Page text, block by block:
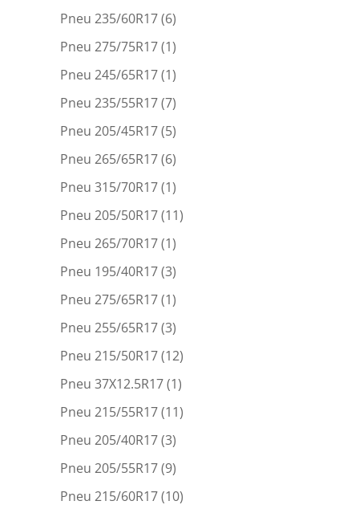
Pneu 235/60R17(6)
Pneu 275/75R17(1)
Pneu 245/65R17(1)
Pneu 235/55R17(7)
Pneu 205/45R17(5)
Pneu 265/65R17(6)
Pneu 315/70R17(1)
Pneu 205/50R17(11)
Pneu 265/70R17(1)
Pneu 195/40R17(3)
Pneu 275/65R17(1)
Pneu 255/65R17(3)
Pneu 215/50R17(12)
Pneu 37X12.5R17(1)
Pneu 215/55R17(11)
Pneu 205/40R17(3)
Pneu 205/55R17(9)
Pneu 215/60R17(10)